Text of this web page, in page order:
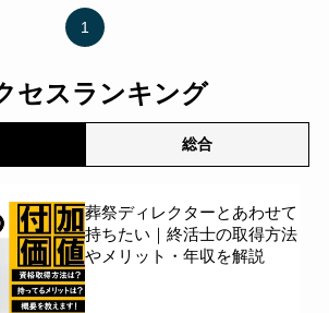
1
セスランキング
総合
葬祭ディレクターとあわせて
持ちたい｜終活士の取得方法
やメリット・年収を解説